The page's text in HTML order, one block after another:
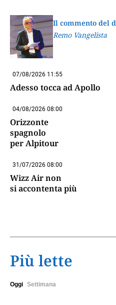
Il commento del
Remo Vangelista
07/08/2026 11:55
Adesso tocca ad Apollo
04/08/2026 08:00
Orizzonte
spagnolo
per Alpitour
31/07/2026 08:00
Wizz Air non
si accontenta più
Più lette
Oggi Settimana